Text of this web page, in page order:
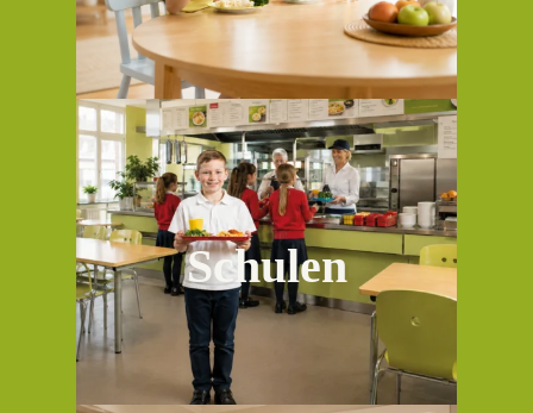
Schulen
Volle Konzentration mit einer
ausgewogenen Ernährung klappt das
gleich viel besser!
unser Angebot